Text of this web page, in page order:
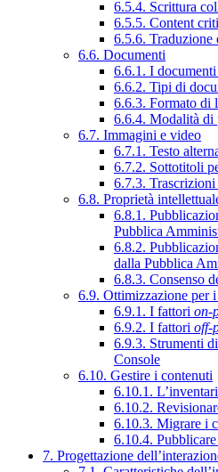
6.5.4. Scrittura
6.5.5. Content
6.5.6. Traduzione
6.6. Documenti
6.6.1. I
6.6.2. Tipi di
6.6.3. Formato di
6.6.4. Modalità di
6.7. Immagini e video
6.7.1. Testo
6.7.2. Sottotitoli
6.7.3.
6.8. Proprietà
6.8.1.
Pubblica
6.8.2.
dalla Pubblica
6.8.3. Consenso
6.9. Ottimizzazione per
6.9.1. I fattori on-
6.9.2. I fattori off-
6.9.3. Strumenti
Console
6.10. Gestire i contenuti
6.10.1.
6.10.2.
6.10.3. Migrare i
6.10.4.
7. Progettazione